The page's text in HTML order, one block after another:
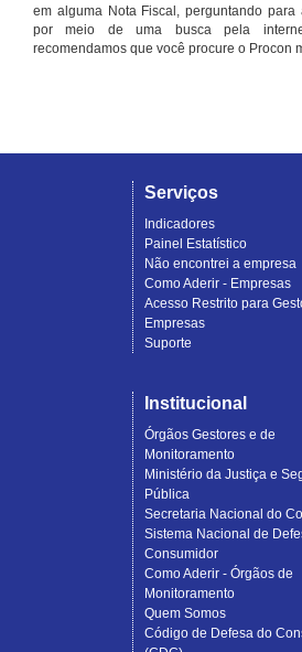
em alguma Nota Fiscal, perguntando
por meio de uma busca pela
recomendamos que você procure o Procon
Serviços
Indicadores
Painel Estatístico
Não encontrei a empresa
Como Aderir - Empresas
Acesso Restrito para
Empresas
Suporte
Institucional
Órgãos Gestores e de
Monitoramento
Ministério da Justiça e
Pública
Secretaria Nacional do
Sistema Nacional de
Consumidor
Como Aderir - Órgãos de
Monitoramento
Quem Somos
Código de Defesa do